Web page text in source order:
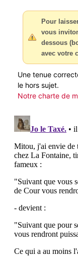
Pour
vous
dessous
avec votre
Une tenue
le hors sujet.
Notre charte de